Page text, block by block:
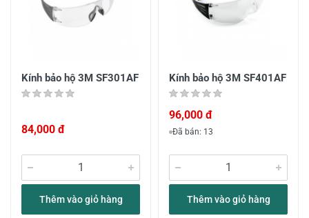
Kính bảo hộ 3M SF301AF
84,000 đ
Thêm vào giỏ hàng
Kính bảo hộ 3M SF401AF
96,000 đ
Đã bán: 13
Thêm vào giỏ hàng